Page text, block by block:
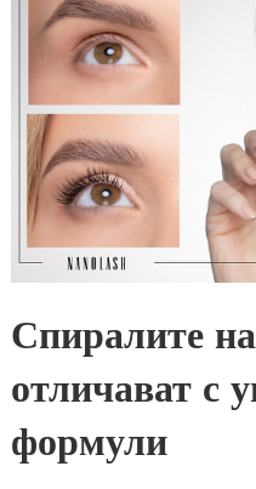
Спиралите
отличават с
формули